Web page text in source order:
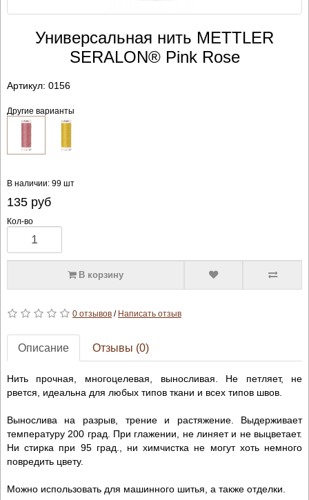
Универсальная нить METTLER
SERALON® Pink Rose
Артикул: 0156
Другие варианты
В наличии: 99 шт
135руб
Кол-во
В корзину
0 отзывов/ Написать отзыв
Описание Отзывы (0)
Нить прочная, многоцелевая, выносливая. Не петляет, не
рвется, идеальна для любых типов ткани и всех типов швов.
Вынослива на разрыв, трение и растяжение. Выдерживает
температуру 200 град. При глажении, не линяет и не выцветает.
Ни стирка при 95 град., ни химчистка не могут хоть немного
повредить цвету.
Можно использовать для машинного шитья, а также отделки.